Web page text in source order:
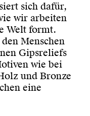
sich dafür,
wir arbeiten
Welt formt.
Menschen
Gipsreliefs
wie bei
und Bronze
eine